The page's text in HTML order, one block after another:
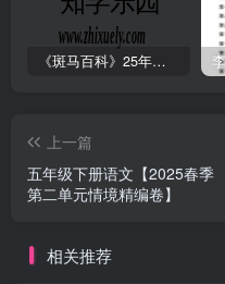
《斑马百科》25年最新30科全套高清视频
上一篇
五年级下册语文【2025春季
第二单元情境精编卷】
相关推荐